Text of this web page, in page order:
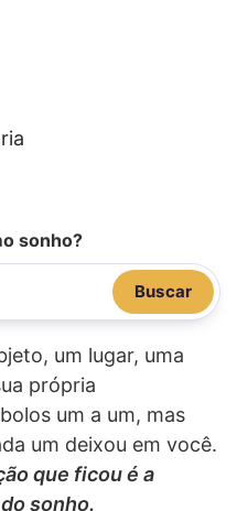
sonho?
Buscar
um lugar, uma
própria
um a um, mas
um deixou em você.
que ficou é a
sonho.